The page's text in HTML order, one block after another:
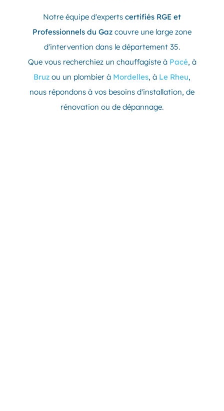
Notre équipe d'experts certifiés RGE et
Professionnels du Gaz couvre une large zone
d'intervention dans le département 35.
Que vous recherchiez un chauffagiste à Pacé, à
Bruz ou un plombier à Mordelles, à Le Rheu,
nous répondons à vos besoins d'installation, de
rénovation ou de dépannage.